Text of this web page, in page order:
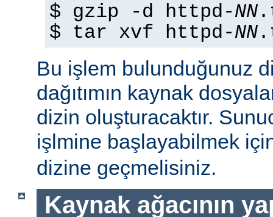
$ gzip -d httpd-NN
$ tar xvf httpd-NN
Bu işlem bulunduğunuz
dağıtımın kaynak
dizin oluşturacaktır.
işlmine başlayabilmek
dizine geçmelisiniz.
Kaynak ağacının